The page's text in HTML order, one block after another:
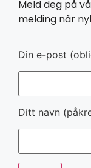
Meld deg på
melding når
Din e-post
Ditt navn